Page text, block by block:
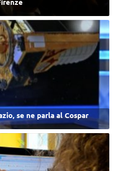
se ne parla al Cospar